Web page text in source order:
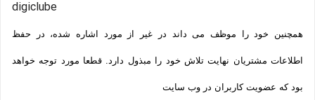
digiclube
همچنین خود را موظف می داند در غیر از مورد اشاره شده، در حفظ
اطلاعات مشتریان نهایت تلاش خود را مبذول دارد. قطعا مورد توجه خواهد
بود که عضویت کاربران در وب سایت